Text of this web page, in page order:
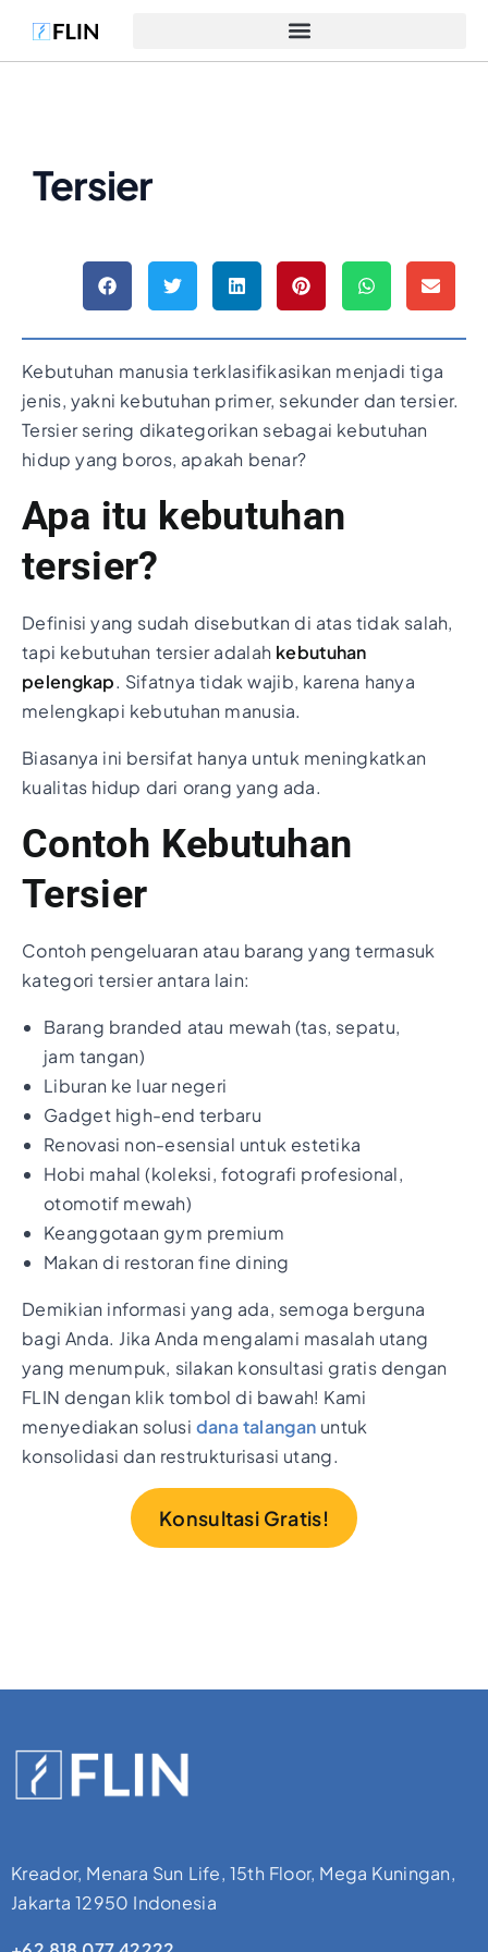
Tersier
Kebutuhan manusia terklasifikasikan menjadi tiga
jenis, yakni kebutuhan primer, sekunder dan tersier.
Tersier sering dikategorikan sebagai kebutuhan
hidup yang boros, apakah benar?
Apa itu kebutuhan
tersier?
Definisi yang sudah disebutkan di atas tidak salah,
tapi kebutuhan tersier adalah kebutuhan
pelengkap. Sifatnya tidak wajib, karena hanya
melengkapi kebutuhan manusia.
Biasanya ini bersifat hanya untuk meningkatkan
kualitas hidup dari orang yang ada.
Contoh Kebutuhan
Tersier
Contoh pengeluaran atau barang yang termasuk
kategori tersier antara lain:
Barang branded atau mewah (tas, sepatu,
jam tangan)
Liburan ke luar negeri
Gadget high-end terbaru
Renovasi non-esensial untuk estetika
Hobi mahal (koleksi, fotografi profesional,
otomotif mewah)
Keanggotaan gym premium
Makan di restoran fine dining
Demikian informasi yang ada, semoga berguna
bagi Anda. Jika Anda mengalami masalah utang
yang menumpuk, silakan konsultasi gratis dengan
FLIN dengan klik tombol di bawah! Kami
menyediakan solusi dana talangan untuk
konsolidasi dan restrukturisasi utang.
Konsultasi Gratis!
Kreador, Menara Sun Life, 15th Floor, Mega Kuningan,
Jakarta 12950 Indonesia